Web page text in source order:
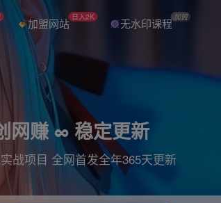
加盟网站 日入2K 无水印课程 加盟
网赚 ∞ 稳定更新
战项目 全网首发全年365天更新